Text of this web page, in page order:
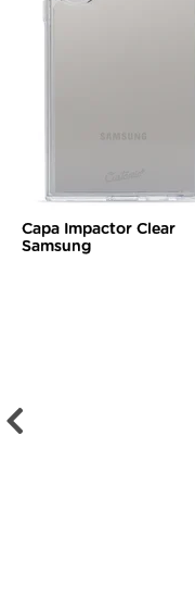
Capa Impactor Clear
Samsung